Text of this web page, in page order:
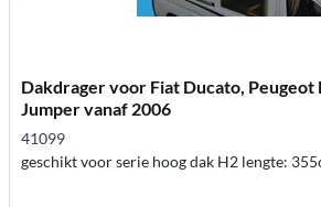
Dakdrager voor Fiat Ducato,
Jumper vanaf 2006
41099
geschikt voor serie hoog dak H2 lengte: